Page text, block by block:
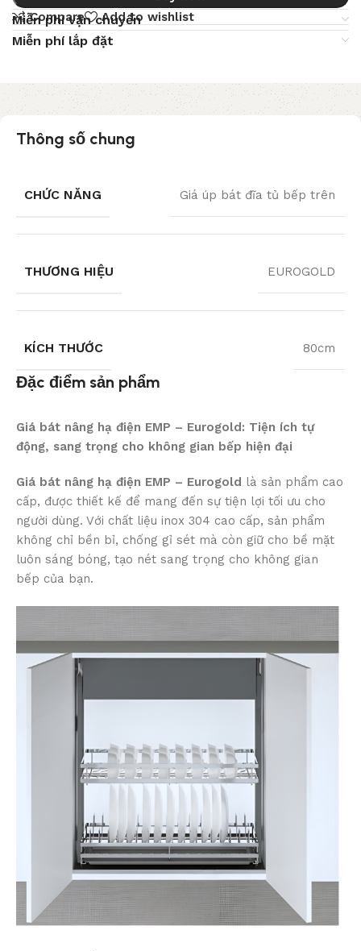
Compare
Add to wishlist
Miễn phí vận chuyển
Miễn phí lắp đặt
Thông số chung
CHỨC NĂNG Giá úp bát đĩa tủ bếp trên
THƯƠNG HIỆU EUROGOLD
KÍCH THƯỚC 80cm
Đặc điểm sản phẩm
Giá bát nâng hạ điện EMP – Eurogold: Tiện ích tự
động, sang trọng cho không gian bếp hiện đại
Giá bát nâng hạ điện EMP – Eurogold là sản phẩm cao
cấp, được thiết kế để mang đến sự tiện lợi tối ưu cho
người dùng. Với chất liệu inox 304 cao cấp, sản phẩm
không chỉ bền bỉ, chống gỉ sét mà còn giữ cho bề mặt
luôn sáng bóng, tạo nét sang trọng cho không gian
bếp của bạn.